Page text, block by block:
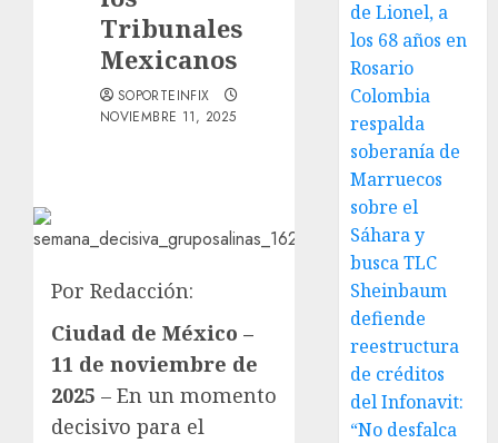
Tribunales
Mexicanos
SOPORTEINFIX
NOVIEMBRE 11, 2025
Por Redacción:
Ciudad de México –
11 de noviembre de
2025 – En un momento
decisivo para el
de Lionel, a
los 68 años en
Rosario
Colombia
respalda
soberanía de
Marruecos
sobre el
Sáhara y
busca TLC
Sheinbaum
defiende
reestructura
de créditos
del Infonavit:
“No desfalca